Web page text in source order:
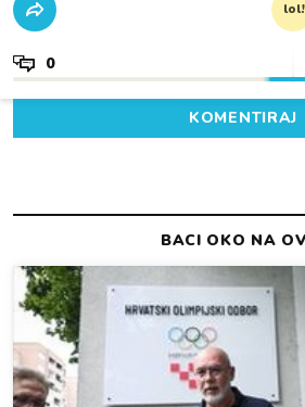
lol!
0
KOMENTIRAJ